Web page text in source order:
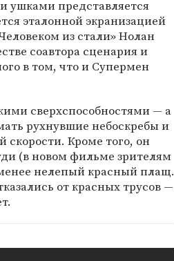
ушками представляется
эталонной экранизацией
из стали» Нолан
соавтора сценария и
в том, что и Супермен
сверхспособностями — а
рухнувшие небоскребы и
скорости. Кроме того, он
(в новом фильме зрителям
нелепый красный плащ.
от красных трусов —